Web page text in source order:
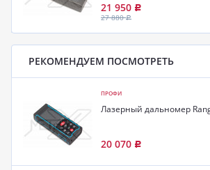
21 950 Р
27 880Р
РЕКОМЕНДУЕМ ПОСМОТРЕТЬ
ПРОФИ
Лазерный дальномер
20 070 Р